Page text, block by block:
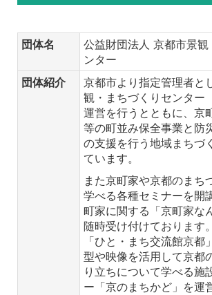
団体名
公益財団法人 京都市景観
ンター
団体紹介
京都市より指定管理者と
観・まちづくりセンター
運営を行うとともに、京
等の町並み保全事業と防
の支援を行う地域まちづ
ています。
また京町家や京都のまち
学べる各種セミナーを開
町家に関する「京町家な
随時受け付けております。
「ひと・まち交流館京都
型や映像を活用して京都
り立ちについて学べる施
ー「京のまちかど」を運